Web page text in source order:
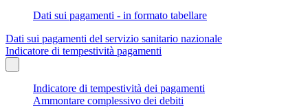
Dati sui pagamenti - in formato tabellare
Dati sui pagamenti del servizio sanitario nazionale
Indicatore di tempestività pagamenti
Indicatore di tempestività dei pagamenti
Ammontare complessivo dei debiti